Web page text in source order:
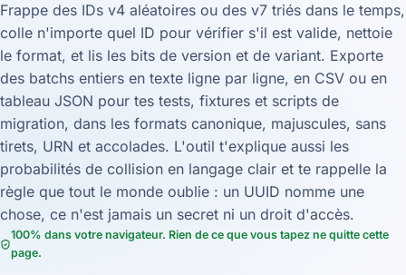
Frappe des IDs v4 aléatoires ou des v7 triés dans le temps,
colle n'importe quel ID pour vérifier s'il est valide, nettoie
le format, et lis les bits de version et de variant. Exporte
des batchs entiers en texte ligne par ligne, en CSV ou en
tableau JSON pour tes tests, fixtures et scripts de
migration, dans les formats canonique, majuscules, sans
tirets, URN et accolades. L'outil t'explique aussi les
probabilités de collision en langage clair et te rappelle la
règle que tout le monde oublie : un UUID nomme une
chose, ce n'est jamais un secret ni un droit d'accès.
100% dans votre navigateur. Rien de ce que vous tapez ne quitte cette
page.